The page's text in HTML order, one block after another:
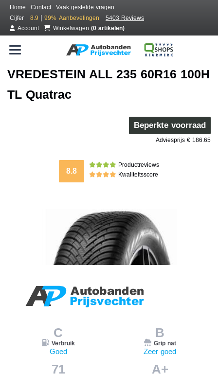
Home Contact
Vaak gestelde vragen
Cijfer
8.9 | 99% Aanbevelingen
5403 Reviews
Account
Winkelwagen (0 artikelen)
VREDESTEIN ALL 235 60R16 100H
TL Quatrac
Beperkte voorraad
Adviesprijs € 186.65
8.8
Productreviews
Kwaliteitsscore
C
Verbruik
Goed
B
Grip nat
Zeer goed
71 A+